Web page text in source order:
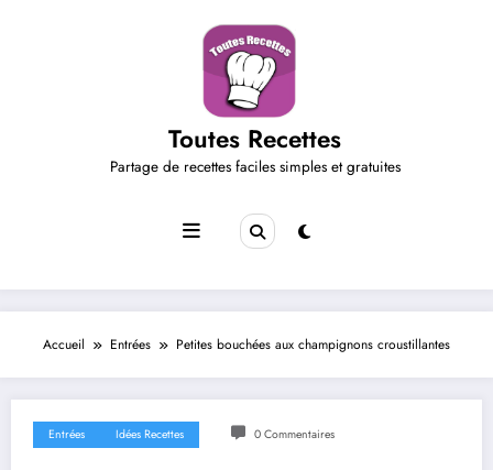
Toutes Recettes
Partage de recettes faciles simples et gratuites
Accueil Entrées Petites bouchées aux champignons croustillantes
Entrées Idées Recettes 0 Commentaires